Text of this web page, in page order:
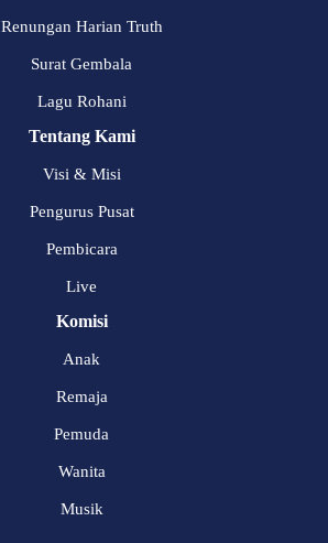
Renungan Harian Truth
Surat Gembala
Lagu Rohani
Tentang Kami
Visi & Misi
Pengurus Pusat
Pembicara
Live
Komisi
Anak
Remaja
Pemuda
Wanita
Musik